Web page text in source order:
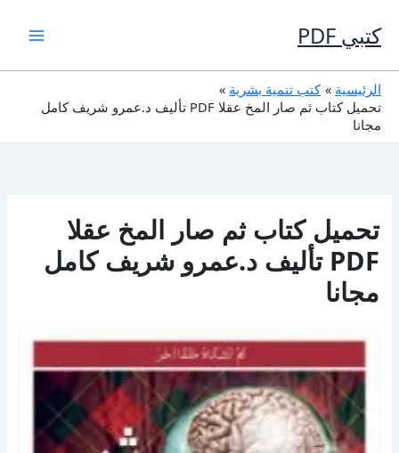
إلى
المحتوى
كتبي PDF
الرئيسية
كتب تنمية بشرية
تحميل كتاب ثم صار المخ عقلا PDF تأليف د.عمرو شريف كامل
مجانا
تحميل كتاب ثم صار المخ عقلا
PDF تأليف د.عمرو شريف كامل
مجانا